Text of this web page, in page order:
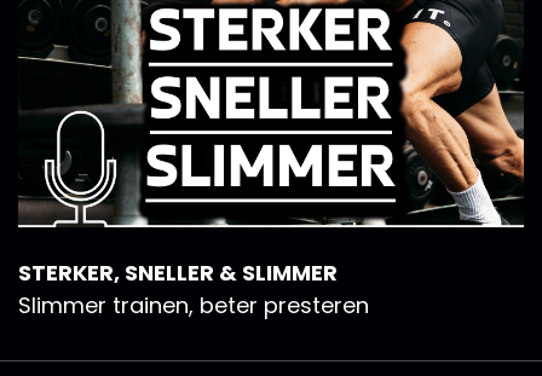
STERKER, SNELLER & SLIMMER
Slimmer trainen, beter presteren